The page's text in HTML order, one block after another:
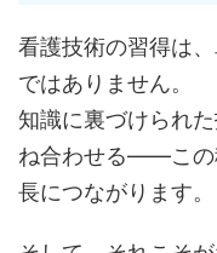
看護技術の習得は
ではありません。
知識に裏づけられ
ね合わせる――この
長につながります。